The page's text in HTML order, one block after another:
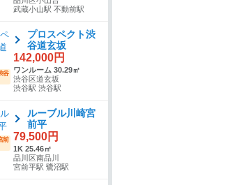
武蔵小山駅 不動前駅
谷
プロスペクト渋
谷道玄坂
142,000円
ワンルーム 30.29㎡
渋谷区道玄坂
渋谷駅 渋谷駅
前
ルーブル川崎宮
前平
79,500円
1K 25.46㎡
品川区南品川
宮前平駅 鷺沼駅